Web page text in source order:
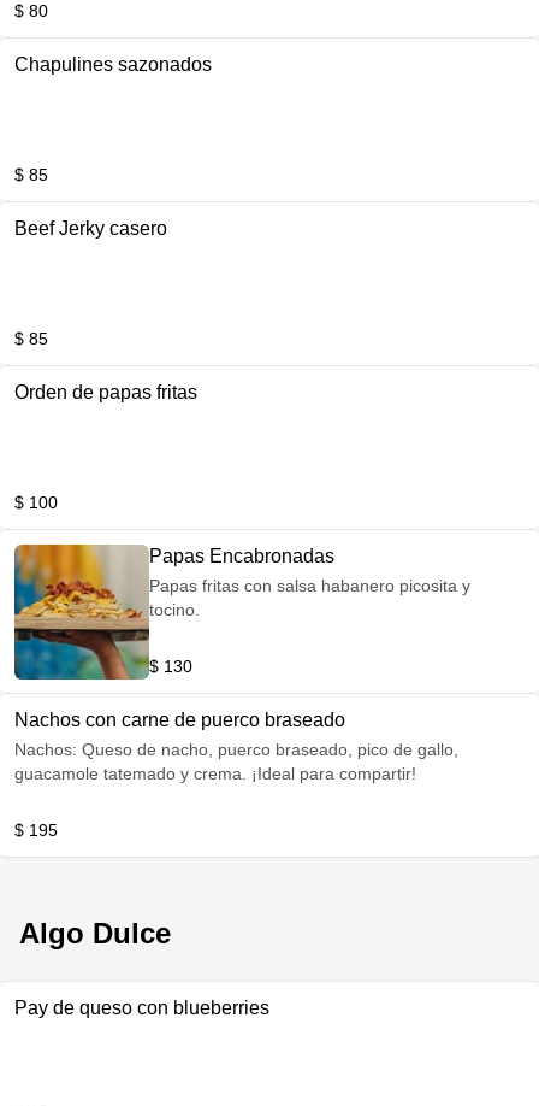
$ 80
Chapulines sazonados
$ 85
Beef Jerky casero
$ 85
Orden de papas fritas
$ 100
Papas Encabronadas
Papas fritas con salsa habanero picosita y
tocino.
$ 130
Nachos con carne de puerco braseado
Nachos: Queso de nacho, puerco braseado, pico de gallo,
guacamole tatemado y crema. ¡Ideal para compartir!
$ 195
Algo Dulce
Pay de queso con blueberries